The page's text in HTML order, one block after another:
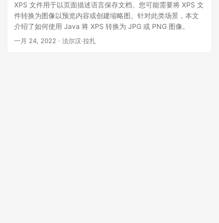
XPS 文件用于以页面描述语言保存文档。您可能需要将 XPS 文
件转换为图像以预览内容或创建缩略图。针对此类场景，本文
介绍了如何使用 Java 将 XPS 转换为 JPG 或 PNG 图像。
一月 24, 2022 · 法尔汉·拉扎